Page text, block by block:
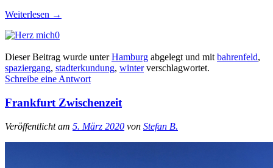
Weiterlesen →
0
Dieser Beitrag wurde unterHamburg abgelegt und mit bahrenfeld,
spaziergang, stadterkundung, winterverschlagwortet.
Schreibe eine Antwort
Frankfurt Zwischenzeit
Veröffentlicht am 5. März 2020 von Stefan B.